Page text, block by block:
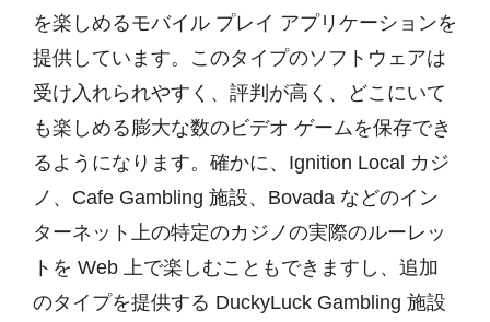
を楽しめるモバイル プレイ アプリケーションを
提供しています。このタイプのソフトウェアは
受け入れられやすく、評判が高く、どこにいて
も楽しめる膨大な数のビデオ ゲームを保存でき
るようになります。確かに、Ignition Local カジ
ノ、Cafe Gambling 施設、Bovada などのイン
ターネット上の特定のカジノの実際のルーレッ
トを Web 上で楽しむこともできますし、追加
のタイプを提供する DuckyLuck Gambling 施設